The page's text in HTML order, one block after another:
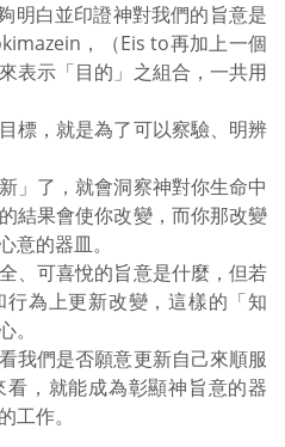
明白並印證神對我們的旨意是
，（Eis to再加上一個
表示「目的」之組合，一共用
標，就是為了可以察驗、明辨
」了，就會洞察神對你生命中
結果會使你改變，而你那改變
意的器皿。
、可喜悅的旨意是什麼，但若
為上更新改變，這樣的「知
。
我們是否願意更新自己來順服
，就能成為彰顯神旨意的器
工作。